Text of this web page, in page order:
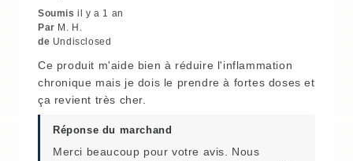
Soumisil y a 1 an
Par M. H.
de Undisclosed
Ce produit m'aide bien à réduire l'inflammation
chronique mais je dois le prendre à fortes doses et
ça revient très cher.
Réponse du marchand
Merci beaucoup pour votre avis. Nous